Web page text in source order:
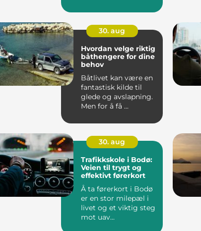
30. aug
Hvordan velge riktig
båthengere for dine
behov
Båtlivet kan være en
fantastisk kilde til
glede og avslapning.
Men for å få ...
30. aug
Trafikkskole i Bodø:
Veien til trygt og
effektivt førerkort
Å ta førerkort i Bodø
er en stor milepæl i
livet og et viktig steg
mot uav...